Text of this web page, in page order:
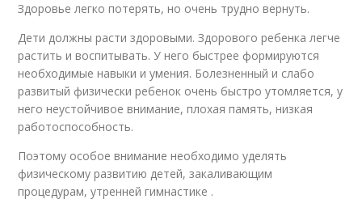
Здоровье легко потерять, но очень трудно вернуть.
Дети должны расти здоровыми. Здорового ребенка легче
растить и воспитывать. У него быстрее формируются
необходимые навыки и умения. Болезненный и слабо
развитый физически ребенок очень быстро утомляется, у
него неустойчивое внимание, плохая память, низкая
работоспособность.
Поэтому особое внимание необходимо уделять
физическому развитию детей, закаливающим
процедурам, утренней гимнастике .